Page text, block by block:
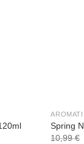
AROMATI
Spring
10,99€